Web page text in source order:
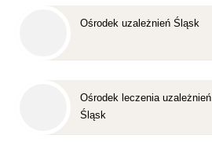
Ośrodek uzależnień Śląsk
Ośrodek leczenia uzależnień
Śląsk